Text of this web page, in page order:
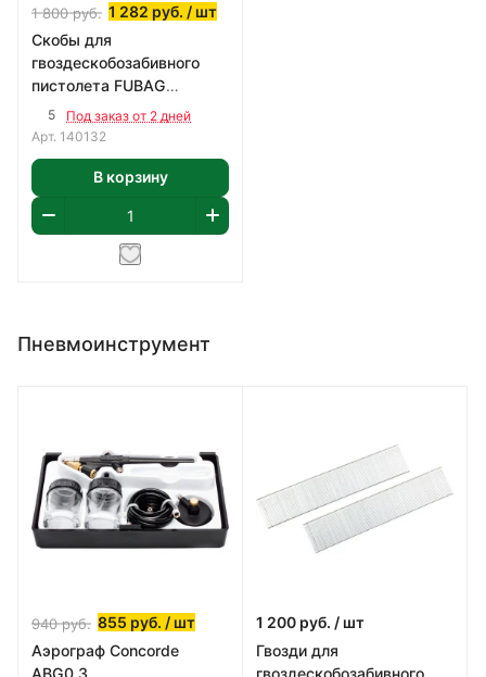
1 800руб. 1 282 руб. / шт
Скобы для
гвоздескобозабивного
пистолета FUBAG
SN4050, 5.7x25.0,
5000шт.
5
Под заказ от 2 дней
Арт. 140132
В корзину
Пневмоинструмент
940руб. 855 руб. / шт
Аэрограф Concorde
ABG0.3
1 200 руб. / шт
Гвозди для
гвоздескобозабивного